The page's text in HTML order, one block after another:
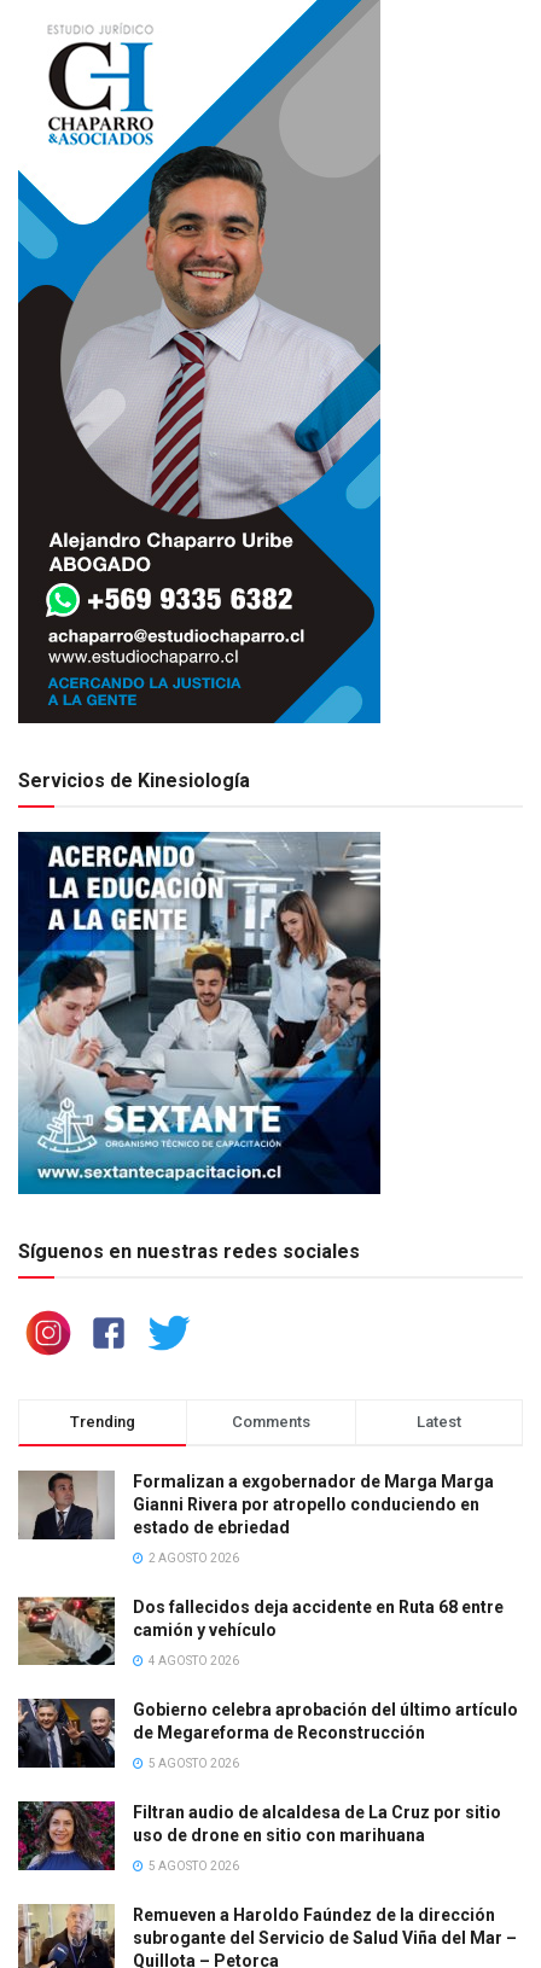
Servicios de Kinesiología
Síguenos en nuestras redes sociales
Trending Comments Latest
Formalizan a exgobernador de Marga Marga
Gianni Rivera por atropello conduciendo en
estado de ebriedad
2 AGOSTO 2026
Dos fallecidos deja accidente en Ruta 68 entre
camión y vehículo
4 AGOSTO 2026
Gobierno celebra aprobación del último artículo
de Megareforma de Reconstrucción
5 AGOSTO 2026
Filtran audio de alcaldesa de La Cruz por sitio
uso de drone en sitio con marihuana
5 AGOSTO 2026
Remueven a Haroldo Faúndez de la dirección
subrogante del Servicio de Salud Viña del Mar –
Quillota – Petorca